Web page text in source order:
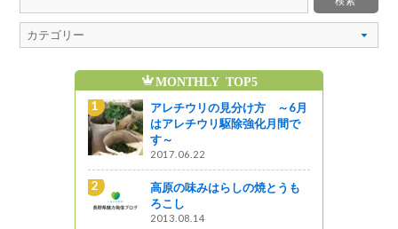
アレチウリの見分け方 ～6月
はアレチウリ駆除強化月間で
高原の味みはらしの焼とうも
魅力発信ブログの人気記事
8/8(土)8/9(日)開催！第
州上田七夕まつり
線路は続くよどこまで
特急あずさに乗ってみた